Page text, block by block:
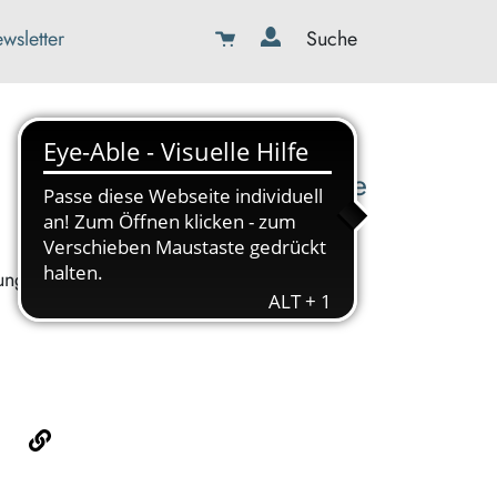
Suche
08179-423989-0
info@kbw-toelz-wor.de